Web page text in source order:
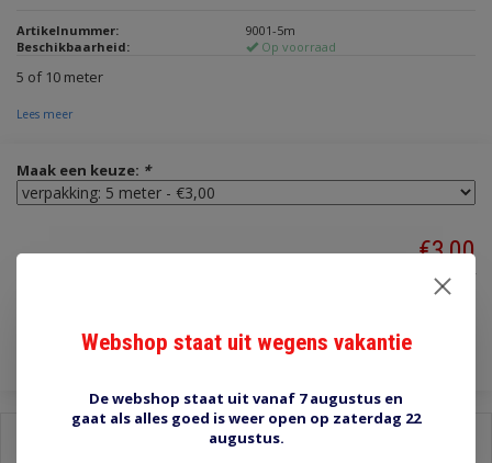
Artikelnummer:
9001-5m
Beschikbaarheid:
Op voorraad
5 of 10 meter
Lees meer
Maak een keuze: *
€3,00
Webshop staat uit wegens vakantie
De webshop staat uit vanaf 7 augustus en
gaat als alles goed is weer open op zaterdag 22
augustus.